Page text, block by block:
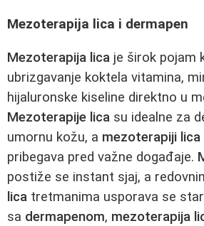
Mezoterapija lica i dermapen
Mezoterapija lica je širok pojam
ubrizgavanje koktela vitamina,
hijaluronske kiseline direktno u
Mezoterapije lica su idealne za
umornu kožu, a mezoterapiji lica
pribegava pred važne događaje.
postiže se instant sjaj, a
lica tretmanima usporava se
sa dermapenom, mezoterapija